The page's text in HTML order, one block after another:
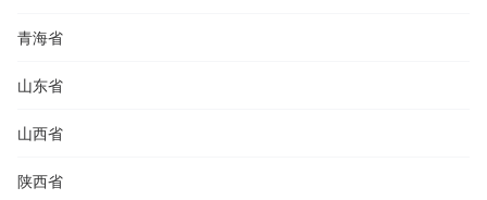
青海省
山东省
山西省
陕西省